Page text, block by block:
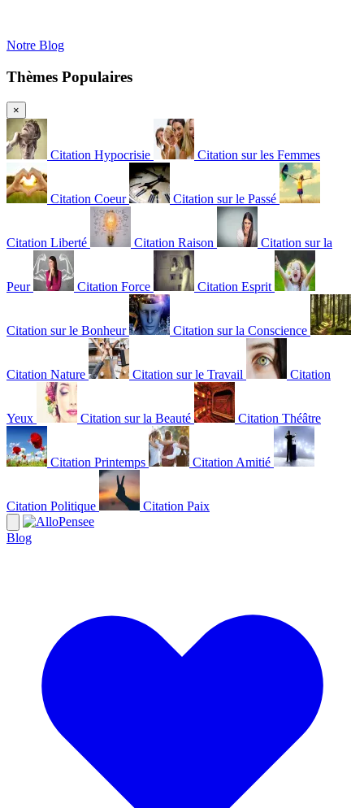
Notre Blog
Thèmes Populaires
×
Citation Hypocrisie Citation sur les Femmes
Citation Coeur Citation sur le Passé
Citation Liberté Citation Raison Citation sur la
Peur Citation Force Citation Esprit
Citation sur le Bonheur Citation sur la Conscience
Citation Nature Citation sur le Travail Citation
Yeux Citation sur la Beauté Citation Théâtre
Citation Printemps Citation Amitié
Citation Politique Citation Paix
Blog